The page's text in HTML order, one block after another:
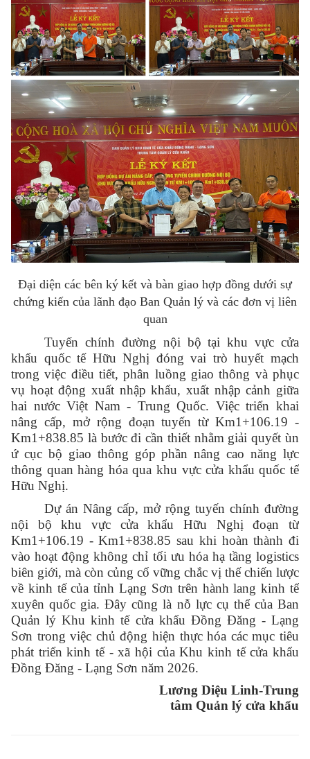
Đại diện các bên ký kết và bàn giao hợp đồng dưới sự
chứng kiến của lãnh đạo Ban Quản lý và các đơn vị liên
quan
Tuyến chính đường nội bộ tại khu vực cửa
khẩu quốc tế Hữu Nghị đóng vai trò huyết mạch
trong việc điều tiết, phân luồng giao thông và phục
vụ hoạt động xuất nhập khẩu, xuất nhập cảnh giữa
hai nước Việt Nam - Trung Quốc. Việc triển khai
nâng cấp, mở rộng đoạn tuyến từ Km1+106.19 -
Km1+838.85 là bước đi cần thiết nhằm giải quyết ùn
ứ cục bộ giao thông góp phần nâng cao năng lực
thông quan hàng hóa qua khu vực cửa khẩu quốc tế
Hữu Nghị.
Dự án Nâng cấp, mở rộng tuyến chính đường
nội bộ khu vực cửa khẩu Hữu Nghị đoạn từ
Km1+106.19 - Km1+838.85 sau khi hoàn thành đi
vào hoạt động không chỉ tối ưu hóa hạ tầng logistics
biên giới, mà còn củng cố vững chắc vị thế chiến lược
về kinh tế của tỉnh Lạng Sơn trên hành lang kinh tế
xuyên quốc gia. Đây cũng là nỗ lực cụ thể của Ban
Quản lý Khu kinh tế cửa khẩu Đồng Đăng - Lạng
Sơn trong việc chủ động hiện thực hóa các mục tiêu
phát triển kinh tế - xã hội của Khu kinh tế cửa khẩu
Đồng Đăng - Lạng Sơn năm 2026.
Lương Diệu Linh-Trung
tâm Quản lý cửa khẩu